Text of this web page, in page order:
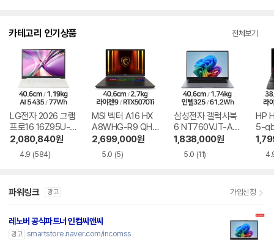
카테고리 인기상품 전체보기
LG전자 2026 그램
프로16 16Z95U-G
S5WK
2,080,840원
4.9 (584)
MSI 벡터 A16 HX
A8WHG-R9 QHD
+
2,699,000원
5.0 (5)
삼성전자 갤럭시북
6 NT760VJT-A51
A
1,838,000원
5.0 (11)
HP
5-
파워링크 광고 가입신청
레노버 공식파트너 인컴씨앤씨
광고 smartstore.naver.com/incomss